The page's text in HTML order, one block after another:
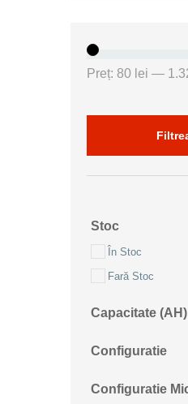
Preț: 80 lei —
Stoc
În Stoc
Fară Stoc
Capacitate (AH)
Configuratie
Configuratie